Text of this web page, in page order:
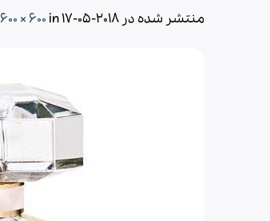
منتشر شده در 2018-05-17
600 × 600 in